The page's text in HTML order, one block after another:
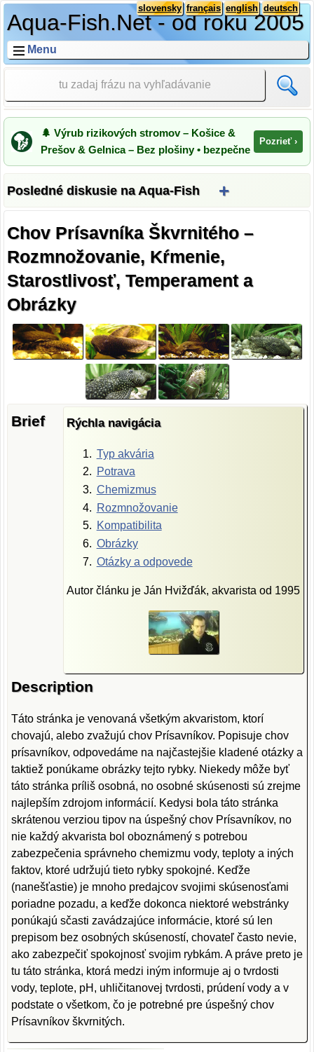
Aqua-Fish.Net - od roku 2005
deutsch
english
français
slovensky
Menu
🌲 Výrub rizikových stromov – Košice &
Prešov & Gelnica – Bez plošiny • bezpečne
Pozrieť ›
Posledné diskusie na Aqua-Fish +
Chov Prísavníka Škvrnitého –
Rozmnožovanie, Kŕmenie,
Starostlivosť, Temperament a
Obrázky
Rýchla navigácia
Typ akvária
Potrava
Chemizmus
Rozmnožovanie
Kompatibilita
Obrázky
Otázky a odpovede
Autor článku je Ján Hvižďák, akvarista od 1995
Brief
Description
Táto stránka je venovaná všetkým akvaristom, ktorí
chovajú, alebo zvažujú chov Prísavníkov. Popisuje chov
prísavníkov, odpovedáme na najčastejšie kladené otázky a
taktiež ponúkame obrázky tejto rybky. Niekedy môže byť
táto stránka príliš osobná, no osobné skúsenosti sú zrejme
najlepším zdrojom informácií. Kedysi bola táto stránka
skrátenou verziou tipov na úspešný chov Prísavníkov, no
nie každý akvarista bol oboznámený s potrebou
zabezpečenia správneho chemizmu vody, teploty a iných
faktov, ktoré udržujú tieto rybky spokojné. Keďže
(nanešťastie) je mnoho predajcov svojimi skúsenosťami
poriadne pozadu, a keďže dokonca niektoré webstránky
ponúkajú sčasti zavádzajúce informácie, ktoré sú len
prepisom bez osobných skúseností, chovateľ často nevie,
ako zabezpečiť spokojnosť svojim rybkám. A práve preto je
tu táto stránka, ktorá medzi iným informuje aj o tvrdosti
vody, teplote, pH, uhličitanovej tvrdosti, prúdení vody a v
podstate o všetkom, čo je potrebné pre úspešný chov
Prísavníkov škvrnitých.